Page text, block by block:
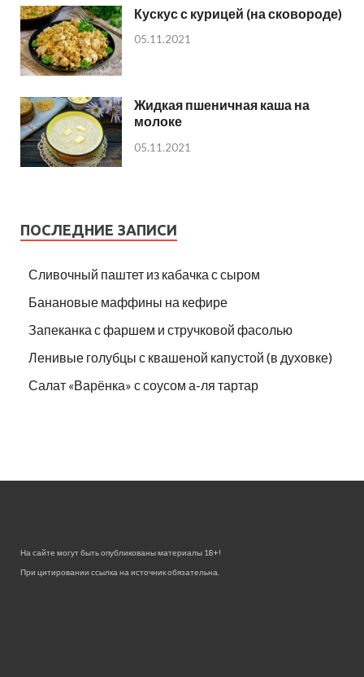
Кускус с курицей (на сковороде)
05.11.2021
Жидкая пшеничная каша на
молоке
05.11.2021
ПОСЛЕДНИЕ ЗАПИСИ
Сливочный паштет из кабачка с сыром
Банановые маффины на кефире
Запеканка с фаршем и стручковой фасолью
Ленивые голубцы с квашеной капустой (в духовке)
Салат «Варёнка» с соусом а-ля тартар
На сайте могут быть опубликованы материалы 18+!
При цитировании ссылка на источник обязательна.